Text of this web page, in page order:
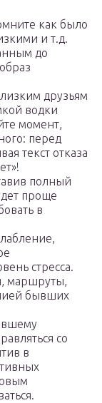
как было
и т.д.
до
друзьям
водки
момент,
перед
текст отказа
полный
проще
в
стресса.
маршруты,
бывших
со
в